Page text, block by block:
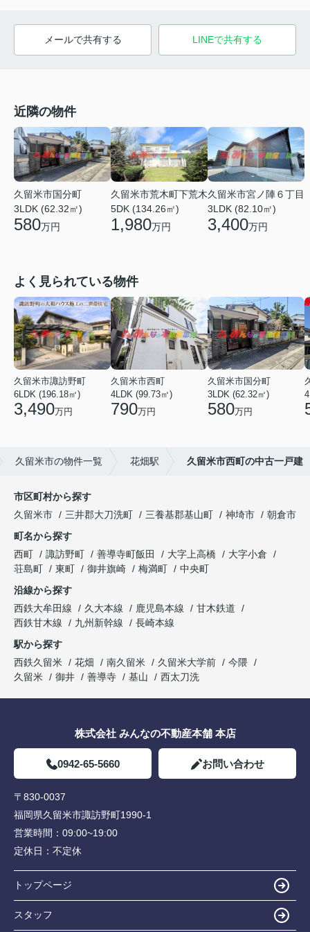
メールで共有する LINEで共有する
近隣の物件
久留米市国分町
3LDK (62.32㎡)
580万円
久留米市荒木町下荒木
5DK (134.26㎡)
1,980万円
久留米市宮ノ陣６丁目
3LDK (82.10㎡)
3,400万円
よく見られている物件
久留米市諏訪野町
6LDK (196.18㎡)
3,490万円
久留米市西町
4LDK (99.73㎡)
790万円
久留米市国分町
3LDK (62.32㎡)
580万円
久留米市の物件一覧 花畑駅 久留米市西町の中古一戸建
市区町村から探す
久留米市
三井郡大刀洗町 三養基郡基山町 神埼市
朝倉市
町名から探す
西町
諏訪野町 善導寺町飯田 大字上高橋
大字小倉
荘島町
東町 御井旗崎 梅満町
中央町
沿線から探す
西鉄大牟田線
久大本線 鹿児島本線
甘木鉄道
西鉄甘木線
九州新幹線
長崎本線
駅から探す
西鉄久留米
花畑 南久留米 久留米大学前
今隈
久留米
御井 善導寺 基山 西太刀洗
株式会社 みんなの不動産本舗 本店
0942-65-5660 お問い合わせ
〒830-0037
福岡県久留米市諏訪野町1990-1
営業時間： 09:00~19:00
定休日： 不定休
トップページ
スタッフ